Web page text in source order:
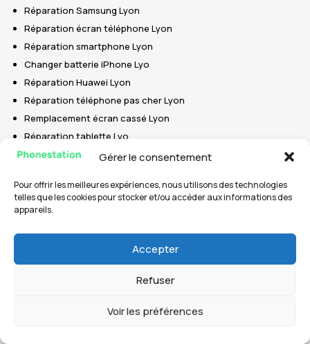
Gérer le consentement
Pour offrir les meilleures expériences, nous utilisons des technologies
telles que les cookies pour stocker et/ou accéder aux informations des
appareils.
Accepter
Refuser
Voir les préférences
Réparation Samsung Lyon
Réparation écran téléphone Lyon
Réparation smartphone Lyon
Changer batterie iPhone Lyo
Réparation Huawei Lyon
Réparation téléphone pas cher Lyon
Remplacement écran cassé Lyon
Réparation tablette Lyo
CONTACT
243 Cr Lafayette, 69006 Lyon
Lundi - Jeudi 10h-18h